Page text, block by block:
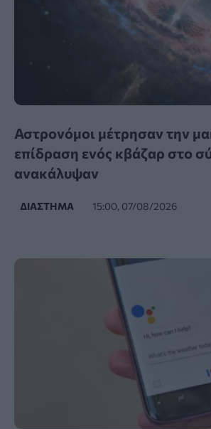
Αστρονόμοι μέτρησαν την
επίδραση ενός κβάζαρ στο
ανακάλυψαν
ΔΙΆΣΤΗΜΑ 15:00, 07/08/2026